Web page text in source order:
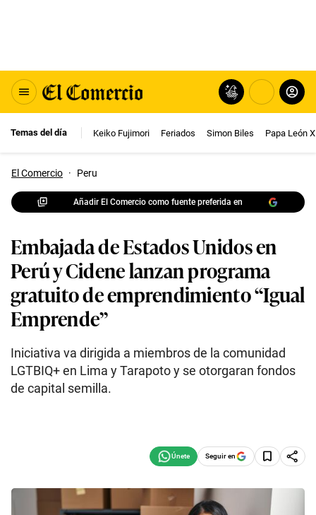
Temas del día Keiko Fujimori Feriados Simon Biles Papa León
El Comercio · Peru
Añadir El Comercio como fuente preferida en
Embajada de Estados Unidos en
Perú y Cidene lanzan programa
gratuito de emprendimiento “Igual
Emprende”
Iniciativa va dirigida a miembros de la comunidad
LGTBIQ+ en Lima y Tarapoto y se otorgaran fondos
de capital semilla.
Seguir en